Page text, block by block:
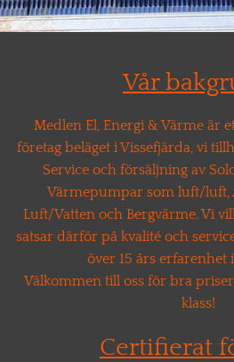
Vår
Medlen El, Energi & Värme är
företag beläget i Vissefjärda, vi
Service och försäljning av
Värmepumpar som luft/luft,
Luft/Vatten och Bergvärme. Vi
satsar därför på kvalité och
över 15 års erfarenhet
Välkommen till oss för bra
klass!
Certifierat